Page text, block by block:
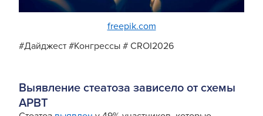
freepik.com
#Дайджест #Конгрессы # CROI2026
Выявление стеатоза зависело от схемы
АРВТ